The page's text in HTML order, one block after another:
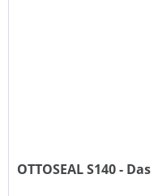
OTTOSEAL S140 -